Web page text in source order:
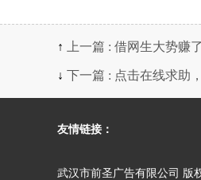
↑ 上一篇 : 借网生大势赚
↓ 下一篇 : 点击在线求助
友情链接：
武汉市前圣广告有限公司